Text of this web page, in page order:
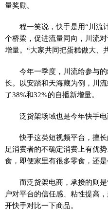
量奖励。
程一笑说，快手是用“川流
个桥梁，促进流量同向，川流
增量。“大家共同把蛋糕做大、
今年一季度，川流给参与
长。以安踏和天海藏为例，川
了38%和32%的自播新增量。
泛货架场域也是今年快手电
快手这类短视频平台，擅
足消费者的不确定消费上有优
食，即便家里有很多零食，还是
而泛货架电商，承接的则
户对平台的信任感、粘性提高
开快手对比一下商品。